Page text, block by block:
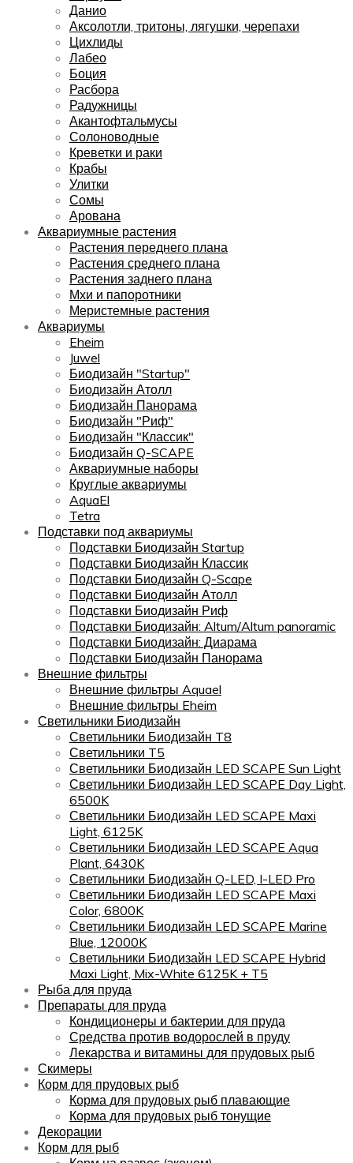
Данио
Аксолотли, тритоны, лягушки, черепахи
Цихлиды
Лабео
Боция
Расбора
Радужницы
Акантофтальмусы
Солоноводные
Креветки и раки
Крабы
Улитки
Сомы
Арована
Аквариумные растения
Растения переднего плана
Растения среднего плана
Растения заднего плана
Мхи и папоротники
Меристемные растения
Аквариумы
Eheim
Juwel
Биодизайн "Startup"
Биодизайн Атолл
Биодизайн Панорама
Биодизайн "Риф"
Биодизайн "Классик"
Биодизайн Q-SCAPE
Аквариумные наборы
Круглые аквариумы
AquaEl
Tetra
Подставки под аквариумы
Подставки Биодизайн Startup
Подставки Биодизайн Классик
Подставки Биодизайн Q-Scape
Подставки Биодизайн Атолл
Подставки Биодизайн Риф
Подставки Биодизайн: Altum/Altum panoramic
Подставки Биодизайн: Диарама
Подставки Биодизайн Панорама
Внешние фильтры
Внешние фильтры Aquael
Внешние фильтры Eheim
Светильники Биодизайн
Светильники Биодизайн T8
Светильники T5
Светильники Биодизайн LED SCAPE Sun Light
Светильники Биодизайн LED SCAPE Day Light,
6500K
Светильники Биодизайн LED SCAPE Maxi
Light, 6125K
Светильники Биодизайн LED SCAPE Aqua
Plant, 6430K
Светильники Биодизайн Q-LED, I-LED Pro
Светильники Биодизайн LED SCAPE Maxi
Color, 6800K
Светильники Биодизайн LED SCAPE Marine
Blue, 12000K
Светильники Биодизайн LED SCAPE Hybrid
Maxi Light, Mix-White 6125K + T5
Рыба для пруда
Препараты для пруда
Кондиционеры и бактерии для пруда
Средства против водорослей в пруду
Лекарства и витамины для прудовых рыб
Скимеры
Корм для прудовых рыб
Корма для прудовых рыб плавающие
Корма для прудовых рыб тонущие
Декорации
Корм для рыб